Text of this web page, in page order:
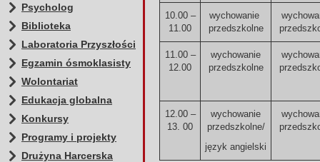
Psycholog
Biblioteka
Laboratoria Przyszłości
Egzamin ósmoklasisty
Wolontariat
Edukacja globalna
Konkursy
Programy i projekty
Drużyna Harcerska
10.00 –
11.00
wychowanie
przedszkolne
11.00 –
12.00
wychowanie
przedszkolne
12.00 –
13. 00
wychowanie
przedszkolne/
język angielski